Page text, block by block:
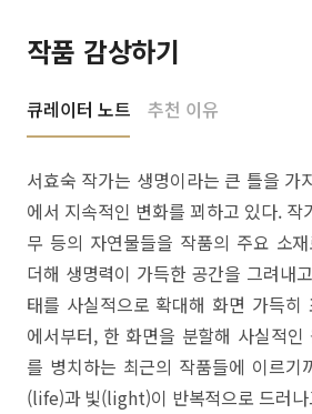
작품 감상하기
큐레이터 노트 추천 이유
서효숙 작가는 생명이라는 큰 틀을 가
에서 지속적인 변화를 꾀하고 있다. 작
무 등의 자연물들을 작품의 주요 소재
더해 생명력이 가득한 공간을 그려내
태를 사실적으로 확대해 화면 가득히
에서부터, 한 화면을 분할해 사실적
를 병치하는 최근의 작품들에 이르기
(life)과 빛(light)이 반복적으로 드러